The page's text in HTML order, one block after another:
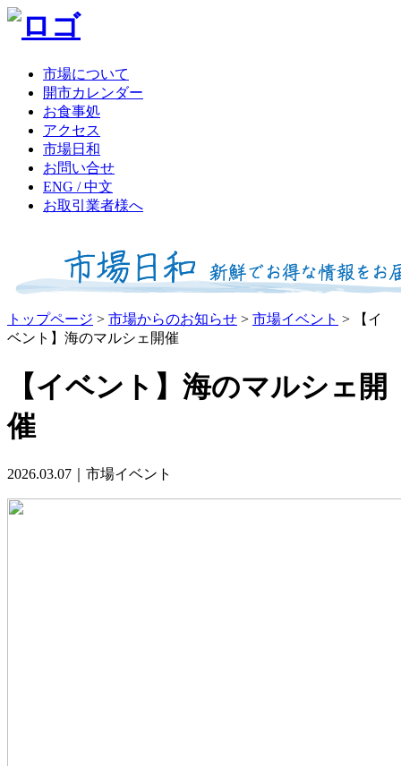
市場について
開市カレンダー
お食事処
アクセス
市場日和
お問い合せ
ENG / 中文
お取引業者様へ
トップページ > 市場からのお知らせ > 市場イベント >
【イ
ベント】海のマルシェ開催
【イベント】海のマルシェ開
催
2026.03.07｜市場イベント